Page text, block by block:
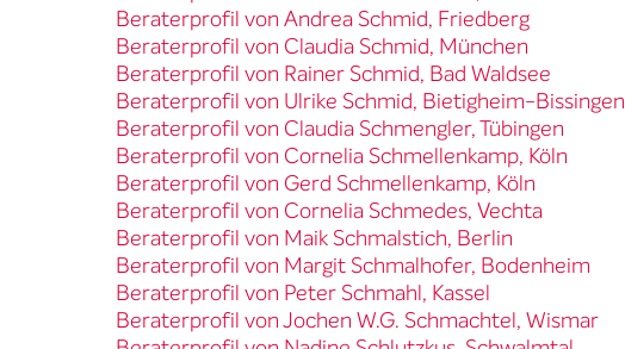
Beraterprofil von Andrea Schmid, Friedberg
Beraterprofil von Claudia Schmid, München
Beraterprofil von Rainer Schmid, Bad Waldsee
Beraterprofil von Ulrike Schmid, Bietigheim-Bissingen
Beraterprofil von Claudia Schmengler, Tübingen
Beraterprofil von Cornelia Schmellenkamp, Köln
Beraterprofil von Gerd Schmellenkamp, Köln
Beraterprofil von Cornelia Schmedes, Vechta
Beraterprofil von Maik Schmalstich, Berlin
Beraterprofil von Margit Schmalhofer, Bodenheim
Beraterprofil von Peter Schmahl, Kassel
Beraterprofil von Jochen W.G. Schmachtel, Wismar